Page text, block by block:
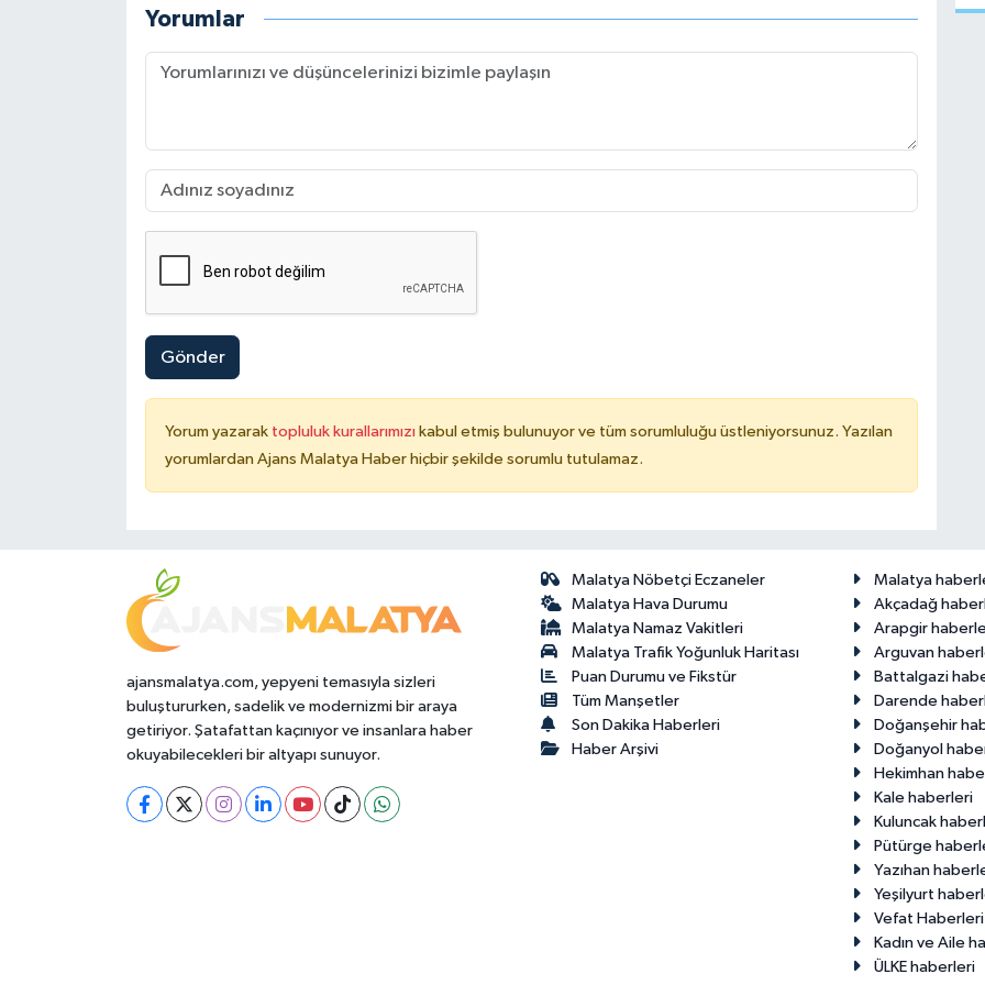
Yorumlar
Gönder
Yorum yazarak topluluk kurallarımızı kabul etmiş bulunuyor ve tüm sorumluluğu üstleniyorsunuz. Yazılan
yorumlardan Ajans Malatya Haber hiçbir şekilde sorumlu tutulamaz.
ajansmalatya.com, yepyeni temasıyla sizleri
buluştururken, sadelik ve modernizmi bir araya
getiriyor. Şatafattan kaçınıyor ve insanlara haber
okuyabilecekleri bir altyapı sunuyor.
Malatya Nöbetçi Eczaneler
Malatya Hava Durumu
Malatya Namaz Vakitleri
Malatya Trafik Yoğunluk Haritası
Puan Durumu ve Fikstür
Tüm Manşetler
Son Dakika Haberleri
Haber Arşivi
Malatya
Akçadağ
Arapgir
Arguvan
Battalgazi
Darende
Doğanşehir
Doğanyol
Hekimhan
Kale haberleri
Kuluncak
Pütürge
Yazıhan
Yeşilyurt
Vefat Haberleri
Kadın ve Aile
ÜLKE haberleri